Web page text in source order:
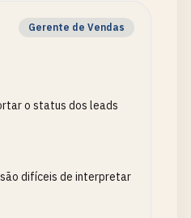
Gerente de Vendas
o status dos leads
difíceis de interpretar